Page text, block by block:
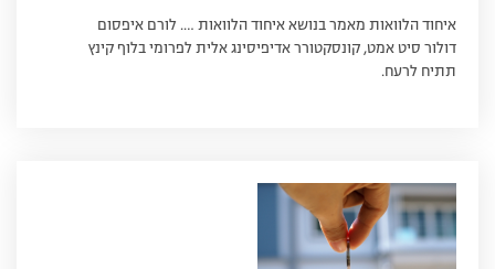
איחוד הלוואות מאמר בנושא איחוד הלוואות …. לורם איפסום
דולור סיט אמט, קונסקטורר אדיפיסינג אלית לפרומי בלוף קינץ
תתיח לרעח.